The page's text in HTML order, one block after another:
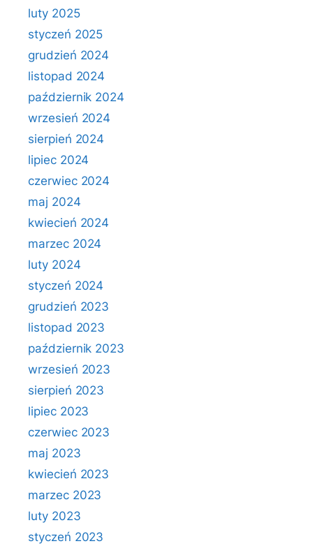
luty 2025
styczeń 2025
grudzień 2024
listopad 2024
październik 2024
wrzesień 2024
sierpień 2024
lipiec 2024
czerwiec 2024
maj 2024
kwiecień 2024
marzec 2024
luty 2024
styczeń 2024
grudzień 2023
listopad 2023
październik 2023
wrzesień 2023
sierpień 2023
lipiec 2023
czerwiec 2023
maj 2023
kwiecień 2023
marzec 2023
luty 2023
styczeń 2023